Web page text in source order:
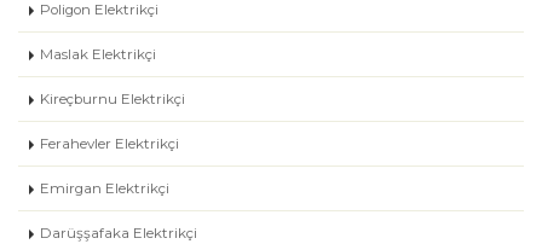
Poligon Elektrikçi
Maslak Elektrikçi
Kireçburnu Elektrikçi
Ferahevler Elektrikçi
Emirgan Elektrikçi
Darüşşafaka Elektrikçi